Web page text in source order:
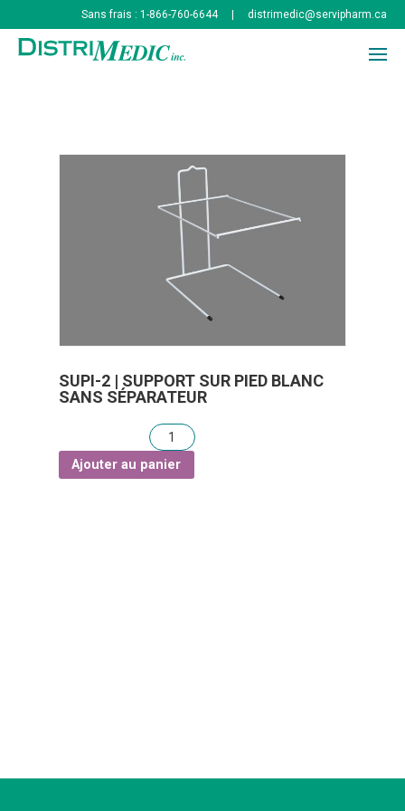
Sans frais : 1-866-760-6644 distrimedic@servipharm.ca
PRODUITS
CONTACT
EN
CONNEXION
SUPI-2 | SUPPORT SUR PIED BLANC
SANS SÉPARATEUR
Ajouter au panier